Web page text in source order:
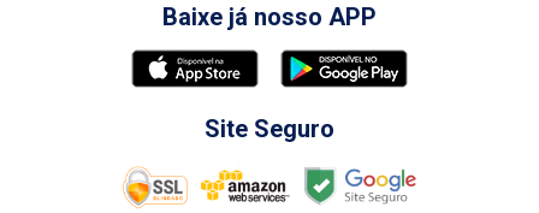
Baixe já nosso APP
Site Seguro